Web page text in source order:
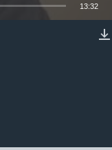
13:32